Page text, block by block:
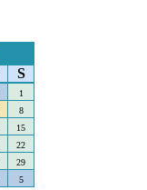
S
1
8
15
22
29
5